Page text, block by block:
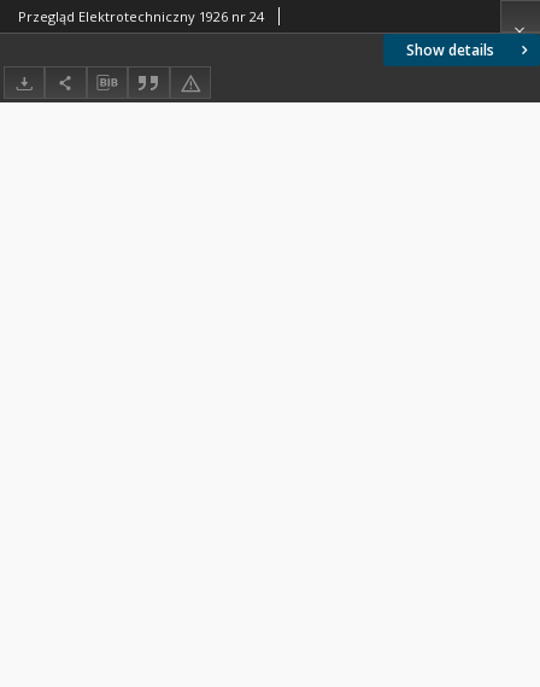
Show details
Przegląd Elektrotechniczny 1926 nr 24